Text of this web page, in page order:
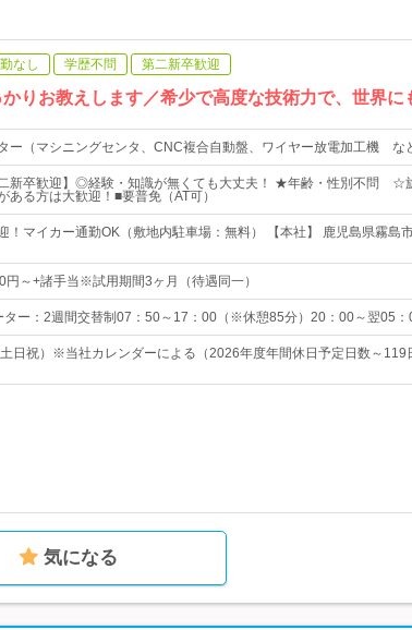
なし 学歴不問 第二新卒歓迎
りお教えします／希少で高度な技術力で、世界
ー（マシニングセンタ、CNC複合自動盤、ワイヤー放電加工機 な
二新卒歓迎】◎経験・知識が無くても大丈夫！ ★年齢・性別不問 ☆
ある方は大歓迎！■要普免（AT可）
！マイカー通勤OK（敷地内駐車場：無料） 【本社】 鹿児島県霧島
円～+諸手当※試用期間3ヶ月（待遇同一）
ター：2週間交替制07：50～17：00（※休憩85分）20：00～翌05
日祝）※当社カレンダーによる（2026年度年間休日予定日数～119
気になる